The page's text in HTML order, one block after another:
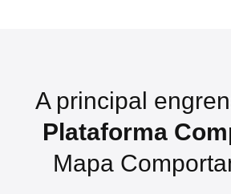
A principal
Plataforma
Mapa